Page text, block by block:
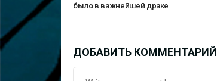
было в важнейшей драке
ДОБАВИТЬ КОММЕНТАРИЙ